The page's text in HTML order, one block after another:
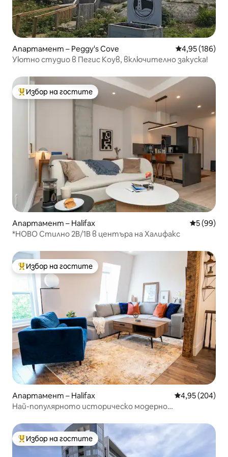
Апартамент – Peggy's Cove Средна
4,95 (186)
Уютно студио в Пегис Коув, включително закуска!
Най-популярен избор на гостите
Избор на гостите
Апартамент – Halifax Средна
5 (99)
*НОВО Стилно 2B/1B в центъра на Халифакс
Най-популярен избор на гостите
Избор на гостите
Апартамент – Halifax Средна
4,95 (204)
Най-популярното историческо модерно
Най-популярен избор на гостите
Избор на гостите